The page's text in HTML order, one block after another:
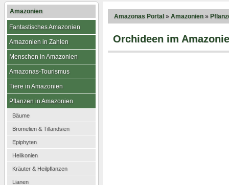
Amazonas Portal » Amazonien »
Orchideen im
Amazonien
Fantastisches Amazonien
Amazonien in Zahlen
Menschen in Amazonien
Amazonas-Tourismus
Tiere in Amazonien
Pflanzen in Amazonien
Bäume
Bromelien & Tillandsien
Epiphyten
Helikonien
Kräuter & Heilpflanzen
Lianen